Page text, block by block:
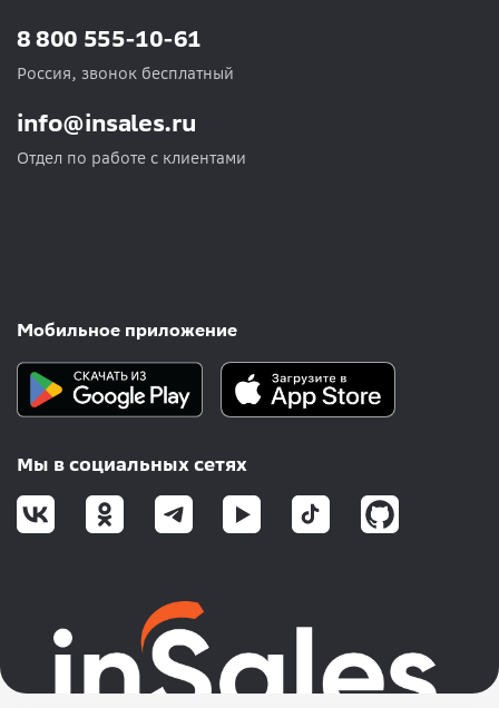
info@insales.ru
Отдел по работе с клиентами
8 800 555-10-61
Россия, звонок бесплатный
Мобильное приложение
Мы в социальных сетях